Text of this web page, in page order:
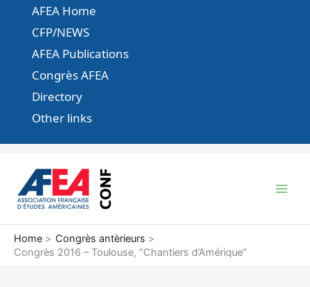
AFEA Home
CFP/NEWS
AFEA Publications
Congrès AFEA
Directory
Other links
Home
Congrès antèrieurs
Congrès 2016 – Toulouse, “Chantiers d’Amérique”